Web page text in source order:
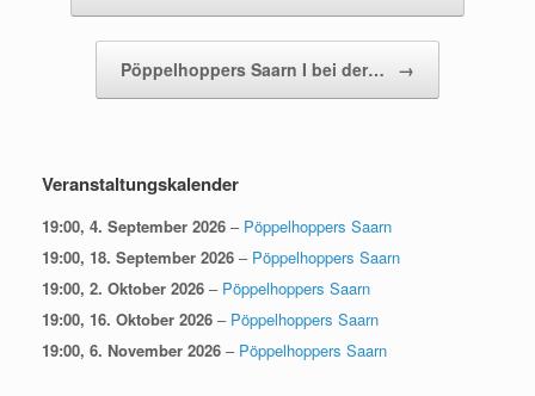
Pöppelhoppers Saarn I bei der… →
Veranstaltungskalender
19:00, 4. September 2026 – Pöppelhoppers Saarn
19:00, 18. September 2026 – Pöppelhoppers Saarn
19:00, 2. Oktober 2026 – Pöppelhoppers Saarn
19:00, 16. Oktober 2026 – Pöppelhoppers Saarn
19:00, 6. November 2026 – Pöppelhoppers Saarn